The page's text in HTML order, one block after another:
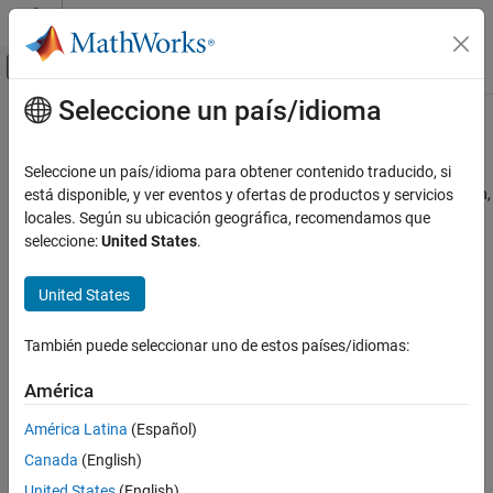
Saltar al contenido
Mostrar/ocultar menú de navegación
Inicio de Documentación
Signal Processing Toolbox
Aplicaciones
Audio
Geociencia
Radar y redes inalámbricas
Contenido principal
Radar y redes inalámbricas
Clasificación de objetivos y señales de radar, radar de automoción,
detección espectral
Clasifique objetivos de radar y formas de onda mediante modelos
neuronales de grafos para asignar recursos inalámbricos.
Información relacionada
Communications Toolbox
Ejemplos destacados
Seleccione un país/idioma
Seleccione un país/idioma para obtener contenido traducido, si
está disponible, y ver eventos y ofertas de productos y servicios
locales. Según su ubicación geográfica, recomendamos que
seleccione:United States.
United States
También puede seleccionar uno de estos países/idiomas:
América
América Latina (Español)
Canada (English)